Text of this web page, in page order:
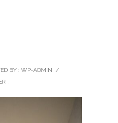
BY : WP-ADMIN /
: